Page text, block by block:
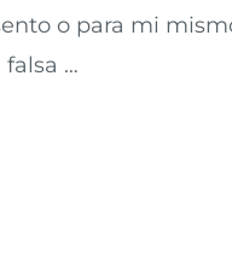
o para mi
…